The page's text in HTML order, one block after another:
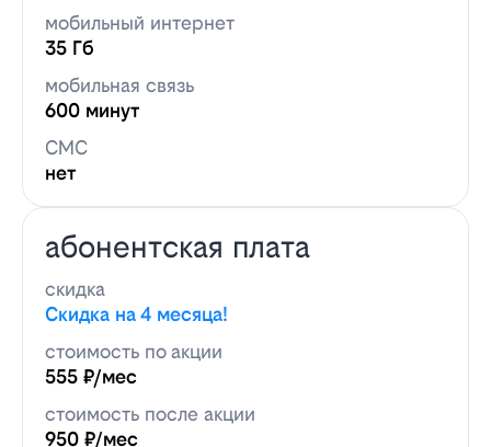
мобильный интернет
35 Гб
мобильная связь
600 минут
СМС
нет
абонентская плата
скидка
Скидка на 4 месяца!
стоимость по акции
555 ₽/мес
стоимость после акции
950 ₽/мес